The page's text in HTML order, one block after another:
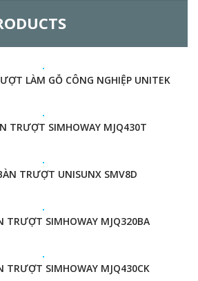
LÀM GỖ CÔNG NGHIỆP UNITEK
TRƯỢT SIMHOWAY MJQ430T
TRƯỢT UNISUNX SMV8D
TRƯỢT SIMHOWAY MJQ320BA
TRƯỢT SIMHOWAY MJQ430CK